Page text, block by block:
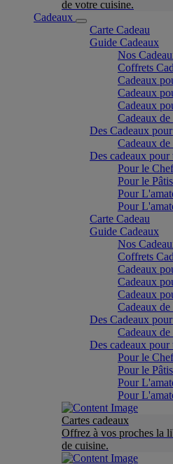
de votre cuisine.
Cadeaux
Carte Cadeau
Guide Cadeaux
Nos
Coffrets
Cadeaux
Cadeaux
Cadeaux
Cadeaux
Des Cadeaux
Cadeaux
Des cadeaux pour
Pour le Chef
Pour le
Pour
Pour
Carte Cadeau
Guide Cadeaux
Nos
Coffrets
Cadeaux
Cadeaux
Cadeaux
Cadeaux
Des Cadeaux
Cadeaux
Des cadeaux pour
Pour le Chef
Pour le
Pour
Pour
Cartes cadeaux
Offrez à vos proches la
de cuisine.